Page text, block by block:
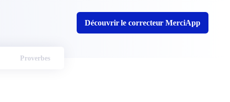
Découvrir le correcteur MerciApp
Proverbes